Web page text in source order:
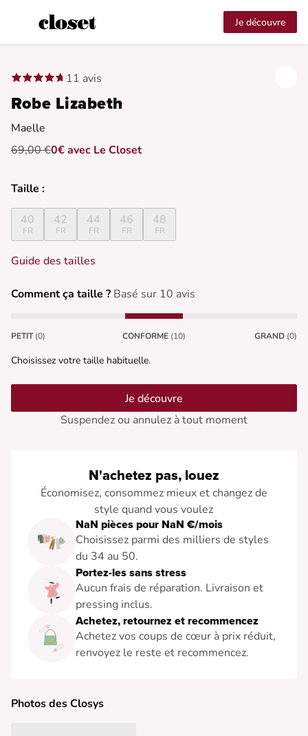
Je découvre
11 avis
Robe Lizabeth
Maelle
69,00 €0€ avec Le Closet
Taille :
40
FR
42
FR
44
FR
46
FR
48
FR
Guide des tailles
Comment ça taille ? Basé sur 10 avis
PETIT (0) CONFORME (10) GRAND (0)
Choisissez votre taille habituelle.
Je découvre
Suspendez ou annulez à tout moment
N'achetez pas, louez
Économisez, consommez mieux et changez de
style quand vous voulez
NaN pièces pour NaN €/mois
Choisissez parmi des milliers de styles
du 34 au 50.
Portez-les sans stress
Aucun frais de réparation. Livraison et
pressing inclus.
Achetez, retournez et recommencez
Achetez vos coups de cœur à prix réduit,
renvoyez le reste et recommencez.
Photos des Closys